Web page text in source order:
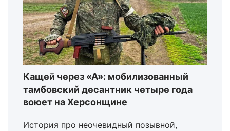
Кащей через «А»: мобилизованный
тамбовский десантник четыре года
воюет на Херсонщине
История про неочевидный позывной,